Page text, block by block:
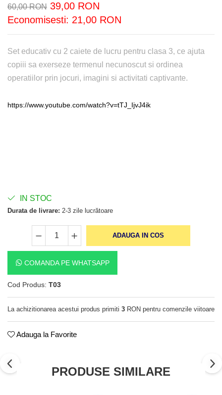
60,00 RON 39,00 RON
Economisesti: 21,00 RON
Set educativ cu 2 caiete de lucru pentru clasa 3, ce ajuta
copiii sa exerseze termenul necunoscut si ordinea
operatiilor prin jocuri, imagini si activitati captivante.
https://www.youtube.com/watch?v=tTJ_IjvJ4ik
IN STOC
Durata de livrare: 2-3 zile lucrătoare
ADAUGA IN COS
COMANDA PE WHATSAPP
Cod Produs: T03
La achizitionarea acestui produs primiti 3 RON pentru comenzile viitoare
Adauga la Favorite
PRODUSE SIMILARE